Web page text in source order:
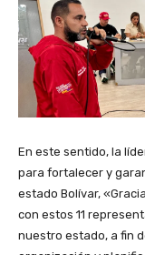
En este sentido, la
para fortalecer y
estado Bolívar,
con estos 11
nuestro estado, a fin